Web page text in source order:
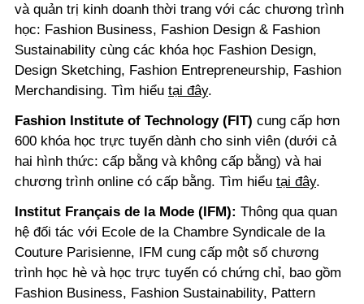
và quản trị kinh doanh thời trang với các chương trình
học: Fashion Business, Fashion Design & Fashion
Sustainability cùng các khóa học Fashion Design,
Design Sketching, Fashion Entrepreneurship, Fashion
Merchandising. Tìm hiểu tại đây.
Fashion Institute of Technology (FIT) cung cấp hơn
600 khóa học trực tuyến dành cho sinh viên (dưới cả
hai hình thức: cấp bằng và không cấp bằng) và hai
chương trình online có cấp bằng. Tìm hiểu tại đây.
Institut Français de la Mode (IFM): Thông qua quan
hệ đối tác với Ecole de la Chambre Syndicale de la
Couture Parisienne, IFM cung cấp một số chương
trình học hè và học trực tuyến có chứng chỉ, bao gồm
Fashion Business, Fashion Sustainability, Pattern